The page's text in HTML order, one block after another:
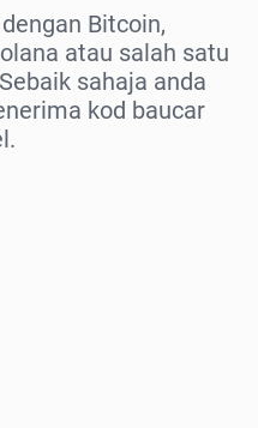
Bitcoin,
atau salah satu
sahaja anda
kod baucar